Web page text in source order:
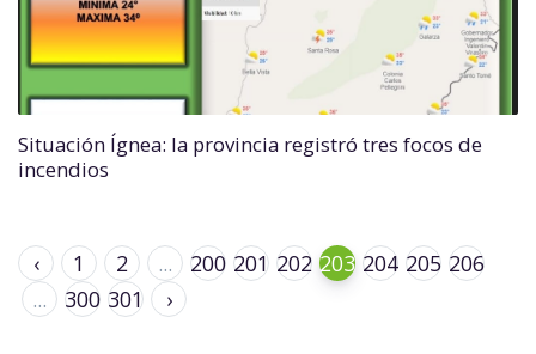
Situación Ígnea: la provincia registró tres focos de
incendios
‹ 1 2 ... 200 201 202 203 204 205 206
...
300 301 ›